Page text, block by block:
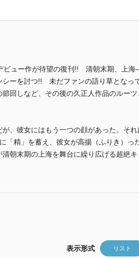
ビュー作が待望の復刊!! 清朝末期、上
シーを討つ!! 未だファンの語り草となっ
回しなど、その後の久正人作品のルー
、彼女にはもう一つの顔があった。そ
精」を蓄え、彼女が高揚（ふりき）っ
朝末期の上海を舞台に繰り広げる超絶
表示形式 リスト